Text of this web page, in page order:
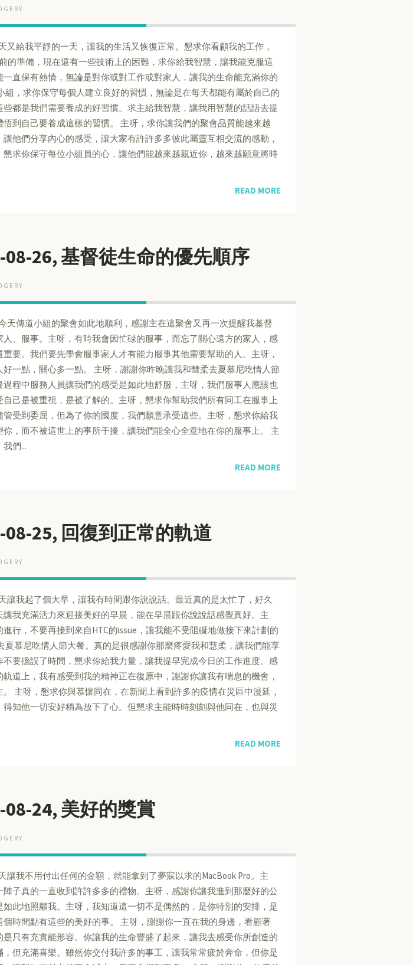
又給我平靜的一天，讓我的生活又恢復正常。懇求你看顧我的工作，
的準備，現在還有一些技術上的困難，求你給我智慧，讓我能克服這
直保有熱情，無論是對你或對工作或對家人，讓我的生命能充滿你的
組，求你保守每個人建立良好的習慣，無論是在每天都能有屬於自己的
都是我們需要養成的好習慣。求主給我智慧，讓我用智慧的話語去提
到自己要養成這樣的習慣。 主呀，求你讓我們的聚會品質能越來越
他們分享內心的感受，讓大家有許許多多彼此屬靈互相交流的感動，
求你保守每位小組員的心，讓他們能越來越親近你，越來越願意將時
READ MORE
08-26, 基督徒生命的優先順序
天傳道小組的聚會如此地順利，感謝主在這聚會又再一次提醒我基督
、服事。主呀，有時我會因忙碌的服事，而忘了關心遠方的家人，感
要。我們要先學會服事家人才有能力服事其他需要幫助的人。主呀，
一點，關心多一點。 主呀，謝謝你昨晚讓我和彗柔去夏慕尼吃情人節
程中服務人員讓我們的感受是如此地舒服，主呀，我們服事人應該也
己是被重視，是被了解的。主呀，懇求你幫助我們所有同工在服事上
受到委屈，但為了你的國度，我們願意承受這些。主呀，懇求你給我
，而不被這世上的事所干擾，讓我們能全心全意地在你的服事上。 主
們...
READ MORE
08-25, 回復到正常的軌道
讓我起了個大早，讓我有時間跟你說說話。最近真的是太忙了，好久
我充滿活力來迎接美好的早晨，能在早晨跟你說說話感覺真好。主
行，不要再接到來自HTC的issue，讓我能不受阻礙地做接下來計劃的
夏慕尼吃情人節大餐。真的是很感謝你那麼疼愛我和慧柔，讓我們能享
要擔誤了時間，懇求你給我力量，讓我提早完成今日的工作進度。感
道上，我有感受到我的精神正在復原中，謝謝你讓我有喘息的機會，
主呀，懇求你與慕懷同在，在新聞上看到許多的疫情在災區中漫延，
知他一切安好稍為放下了心。但懇求主能時時刻刻與他同在，也與災
READ MORE
08-24, 美好的獎賞
讓我不用付出任何的金額，就能拿到了夢寐以求的MacBook Pro。主
子真的一直收到許許多多的禮物。主呀，感謝你讓我進到那麼好的公
此地照顧我。主呀，我知道這一切不是偶然的，是你特別的安排，是
時間點有這些的美好的事。 主呀，謝謝你一直在我的身邊，看顧著
只有充實能形容。你讓我的生命豐盛了起來，讓我去感受你所創造的
但充滿喜樂。雖然你交付我許多的事工，讓我常常疲於奔命，但你是